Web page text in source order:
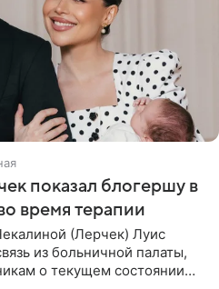
показал блогершу в
время терапии
(Лерчек) Луис
из больничной палаты,
о текущем состоянии